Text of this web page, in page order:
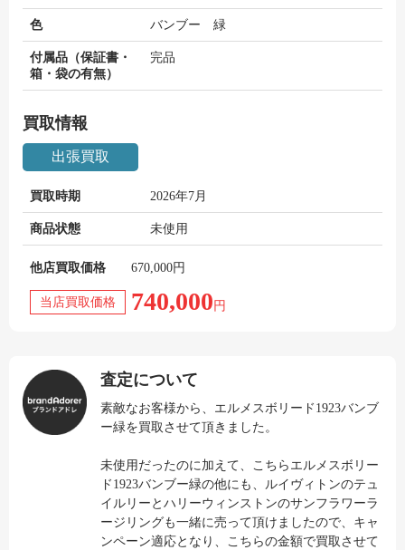
色 バンブー 緑
付属品（保証書・
箱・袋の有無）
完品
買取情報
出張買取
買取時期 2026年7月
商品状態 未使用
他店買取価格 670,000円
当店買取価格 740,000 円
査定について
素敵なお客様から、エルメスボリード1923バンブ
ー緑を買取させて頂きました。
未使用だったのに加えて、こちらエルメスボリー
ド1923バンブー緑の他にも、ルイヴィトンのテュ
イルリーとハリーウィンストンのサンフラワーラ
ージリングも一緒に売って頂けましたので、キャ
ンペーン適応となり、こちらの金額で買取させて